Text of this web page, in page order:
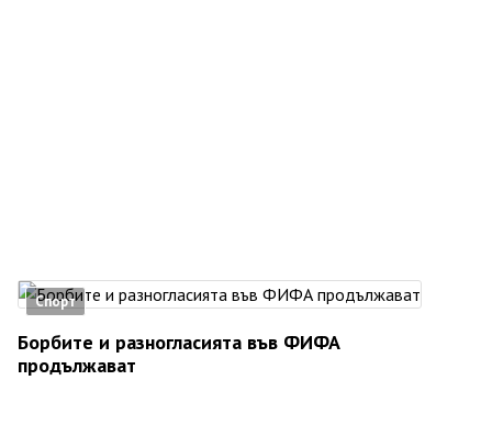
Спорт
Борбите и разногласията във ФИФА
продължават